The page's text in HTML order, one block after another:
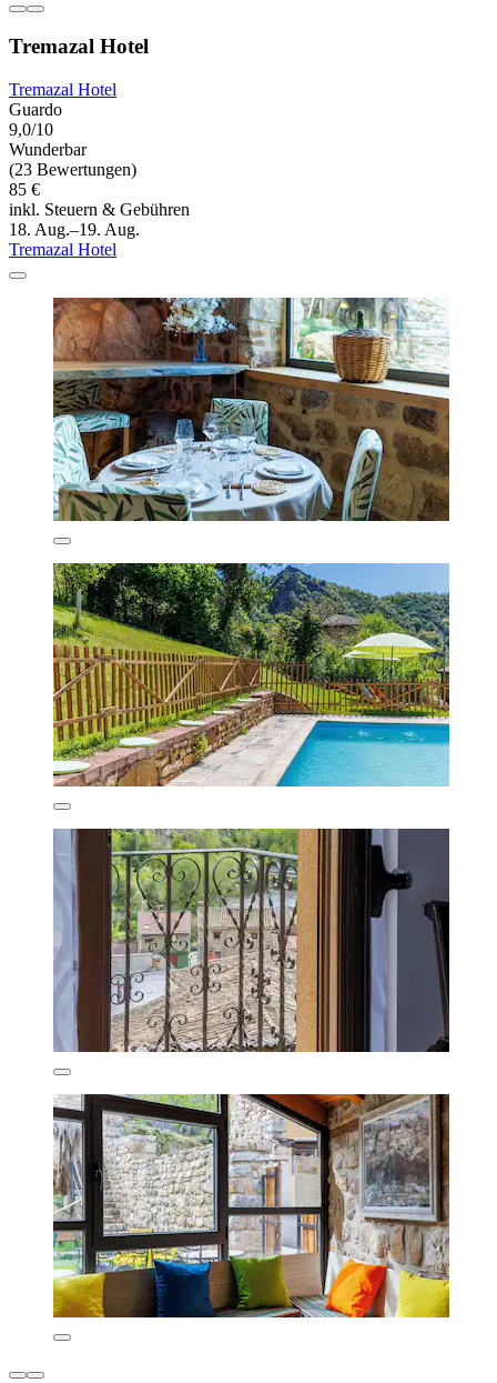
Tremazal Hotel
Tremazal Hotel
Guardo
9,0/10
Wunderbar
(23 Bewertungen)
85 €
inkl. Steuern & Gebühren
18. Aug.–19. Aug.
Tremazal Hotel